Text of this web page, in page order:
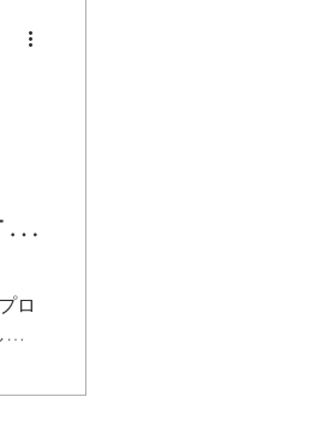
ロ
プ